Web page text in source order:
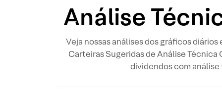
Análise
Veja nossas análises dos gráficos
Carteiras Sugeridas de Análise
dividendos com análise